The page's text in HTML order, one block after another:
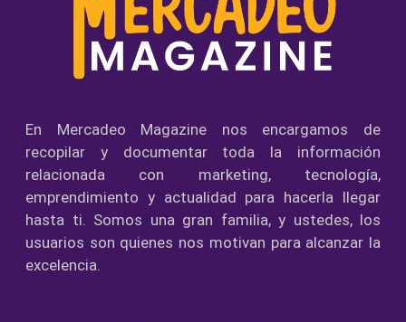
En Mercadeo Magazine nos encargamos de
recopilar y documentar toda la información
relacionada con marketing, tecnología,
emprendimiento y actualidad para hacerla llegar
hasta ti. Somos una gran familia, y ustedes, los
usuarios son quienes nos motivan para alcanzar la
excelencia.